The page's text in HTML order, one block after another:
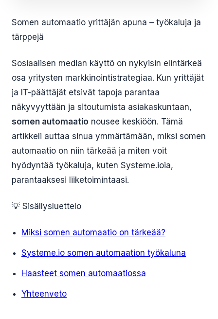
Somen automaatio yrittäjän apuna – työkaluja ja
tärppejä
Sosiaalisen median käyttö on nykyisin elintärkeä
osa yritysten markkinointistrategiaa. Kun yrittäjät
ja IT-päättäjät etsivät tapoja parantaa
näkyvyyttään ja sitoutumista asiakaskuntaan,
somen automaatio nousee keskiöön. Tämä
artikkeli auttaa sinua ymmärtämään, miksi somen
automaatio on niin tärkeää ja miten voit
hyödyntää työkaluja, kuten Systeme.ioia,
parantaaksesi liiketoimintaasi.
💡 Sisällysluettelo
Miksi somen automaatio on tärkeää?
Systeme.io somen automaation työkaluna
Haasteet somen automaatiossa
Yhteenveto